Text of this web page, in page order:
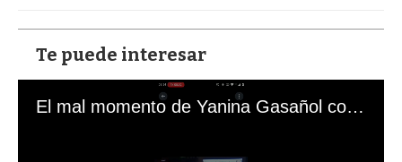
Te puede interesar
El mal momento de Yanina Gasañol con un hincha argentino en "Subrayado"